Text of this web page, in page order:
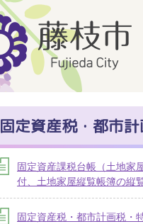
固定資産税・都市
固定資産課税台帳（土地家
付、土地家屋縦覧帳簿の縦
固定資産税・都市計画税・